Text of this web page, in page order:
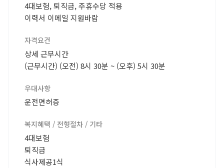
4대보험, 퇴직금, 주휴수당 적용
이력서 이메일 지원바람
자격요건
상세 근무시간
(근무시간) (오전) 8시 30분 ~ (오후) 5시 30분
우대사항
운전면허증
복지혜택 / 전형절차 / 기타
4대보험
퇴직금
식사제공1식